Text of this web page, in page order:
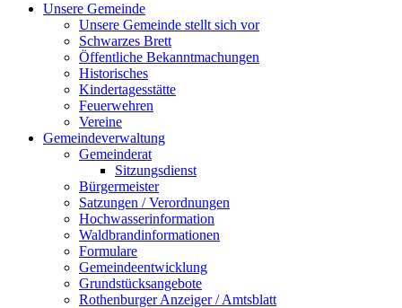
Unsere Gemeinde
Unsere Gemeinde stellt sich vor
Schwarzes Brett
Öffentliche Bekanntmachungen
Historisches
Kindertagesstätte
Feuerwehren
Vereine
Gemeindeverwaltung
Gemeinderat
Sitzungsdienst
Bürgermeister
Satzungen / Verordnungen
Hochwasserinformation
Waldbrandinformationen
Formulare
Gemeindeentwicklung
Grundstücksangebote
Rothenburger Anzeiger / Amtsblatt